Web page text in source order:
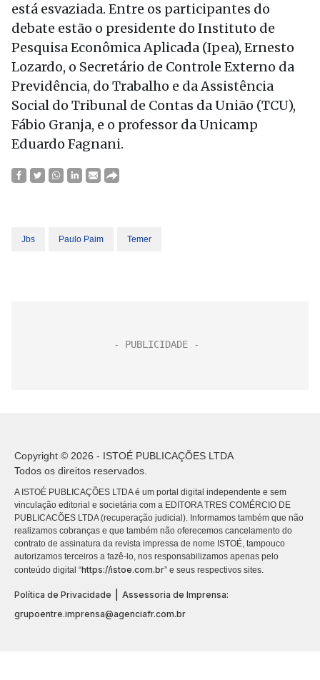
está esvaziada. Entre os participantes do
debate estão o presidente do Instituto de
Pesquisa Econômica Aplicada (Ipea), Ernesto
Lozardo, o Secretário de Controle Externo da
Previdência, do Trabalho e da Assistência
Social do Tribunal de Contas da União (TCU),
Fábio Granja, e o professor da Unicamp
Eduardo Fagnani.
Jbs Paulo Paim Temer
Copyright © 2026 - ISTOÉ PUBLICAÇÕES LTDA
Todos os direitos reservados.
A ISTOÉ PUBLICAÇÕES LTDA é um portal digital independente e sem
vinculação editorial e societária com a EDITORA TRES COMÉRCIO DE
PUBLICACÕES LTDA (recuperação judicial). Informamos também que não
realizamos cobranças e que também não oferecemos cancelamento do
contrato de assinatura da revista impressa de nome ISTOÉ, tampouco
autorizamos terceiros a fazê-lo, nos responsabilizamos apenas pelo
conteúdo digital “https://istoe.com.br” e seus respectivos sites.
Política de Privacidade
Assessoria de Imprensa:
grupoentre.imprensa@agenciafr.com.br